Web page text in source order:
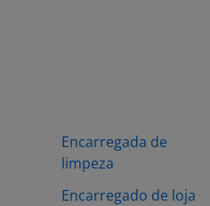
Encarregada de
limpeza
Encarregado de loja